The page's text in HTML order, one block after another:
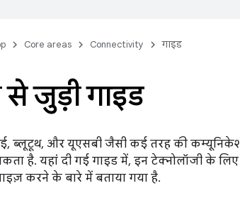
Core areas Connectivity गाइड
से जुड़ी गाइड
ब्लूटूथ, और यूएसबी जैसी कई तरह की
है. यहां दी गई गाइड में, इन टेक्नोलॉजी के
करने के बारे में बताया गया है.